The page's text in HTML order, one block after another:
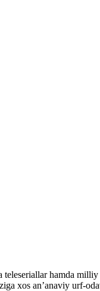
hamda
xos an’anaviy urf-